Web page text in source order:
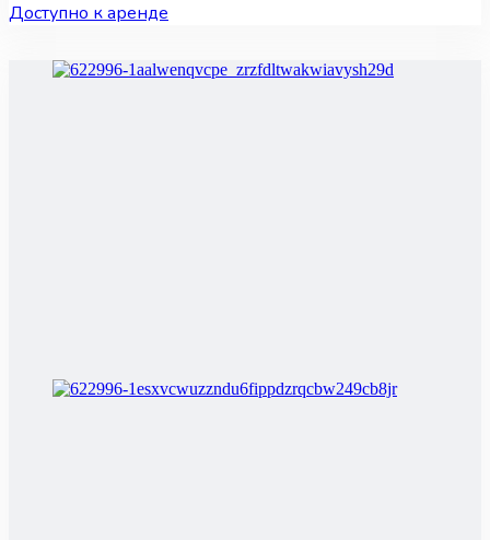
Доступно к аренде